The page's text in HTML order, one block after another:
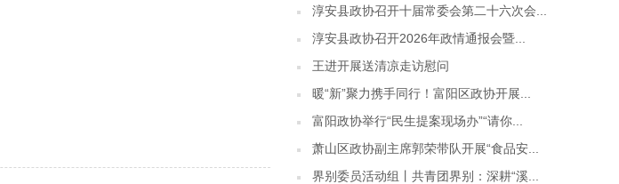
淳安县政协召开十届常委会第二十六次会...
淳安县政协召开2026年政情通报会暨...
王进开展送清凉走访慰问
暖“新”聚力携手同行！富阳区政协开展...
富阳政协举行“民生提案现场办”“请你...
萧山区政协副主席郭荣带队开展“食品安...
界别委员活动组丨共青团界别：深耕“溪...